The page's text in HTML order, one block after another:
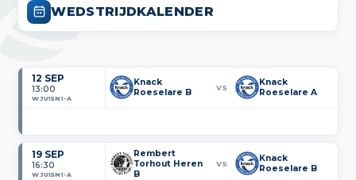
WEDSTRIJDKALENDER
12 SEP
13:00
WJU15N1-A
Knack
Roeselare B
VS
Knack
Roeselare A
19 SEP
16:30
WJU15N1-A
Rembert
Torhout Heren
B
VS
Knack
Roeselare B